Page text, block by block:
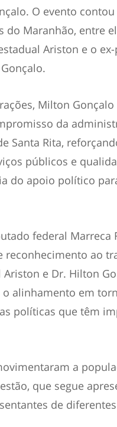
O evento
do Maranhão, entre
Ariston e o
Milton
da
Santa Rita,
públicos e
do apoio político
federal
reconhecimento ao
e Dr. Hilton
o alinhamento em
políticas que têm
a
que segue
de